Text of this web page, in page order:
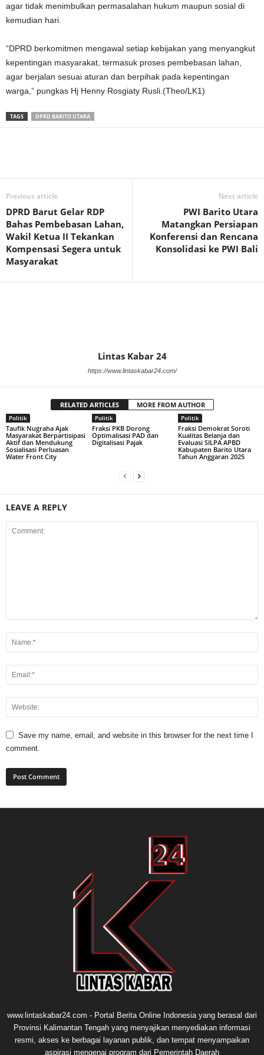
agar tidak menimbulkan permasalahan hukum maupun sosial di
kemudian hari.
“DPRD berkomitmen mengawal setiap kebijakan yang menyangkut
kepentingan masyarakat, termasuk proses pembebasan lahan,
agar berjalan sesuai aturan dan berpihak pada kepentingan
warga,” pungkas Hj Henny Rosgiaty Rusli.(Theo/LK1)
TAGS DPRD BARITO UTARA
Previous article
DPRD Barut Gelar RDP
Bahas Pembebasan Lahan,
Wakil Ketua II Tekankan
Kompensasi Segera untuk
Masyarakat
Next article
PWI Barito Utara
Matangkan Persiapan
Konferensi dan Rencana
Konsolidasi ke PWI Bali
Lintas Kabar 24
https://www.lintaskabar24.com/
RELATED ARTICLES MORE FROM AUTHOR
Politik
Taufik Nugraha Ajak
Masyarakat Berpartisipasi
Aktif dan Mendukung
Sosialisasi Perluasan
Water Front City
Politik
Fraksi PKB Dorong
Optimalisasi PAD dan
Digitalisasi Pajak
Politik
Fraksi Demokrat Soroti
Kualitas Belanja dan
Evaluasi SILPA APBD
Kabupaten Barito Utara
Tahun Anggaran 2025
LEAVE A REPLY
Save my name, email, and website in this browser for the next time I
comment.
www.lintaskabar24.com - Portal Berita Online Indonesia yang berasal dari
Provinsi Kalimantan Tengah yang menyajikan menyediakan informasi
resmi, akses ke berbagai layanan publik, dan tempat menyampaikan
aspirasi mengenai program dari Pemerintah Daerah